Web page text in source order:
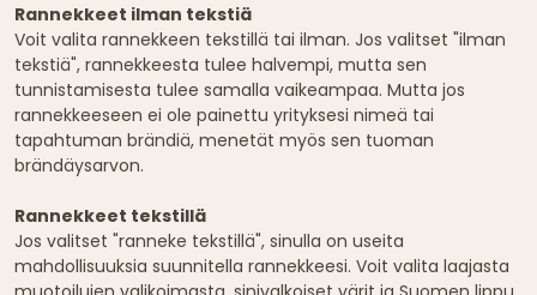
Rannekkeet ilman tekstiä
Voit valita rannekkeen tekstillä tai ilman. Jos valitset "ilman
tekstiä", rannekkeesta tulee halvempi, mutta sen
tunnistamisesta tulee samalla vaikeampaa. Mutta jos
rannekkeeseen ei ole painettu yrityksesi nimeä tai
tapahtuman brändiä, menetät myös sen tuoman
brändäysarvon.
Rannekkeet tekstillä
Jos valitset "ranneke tekstillä", sinulla on useita
mahdollisuuksia suunnitella rannekkeesi. Voit valita laajasta